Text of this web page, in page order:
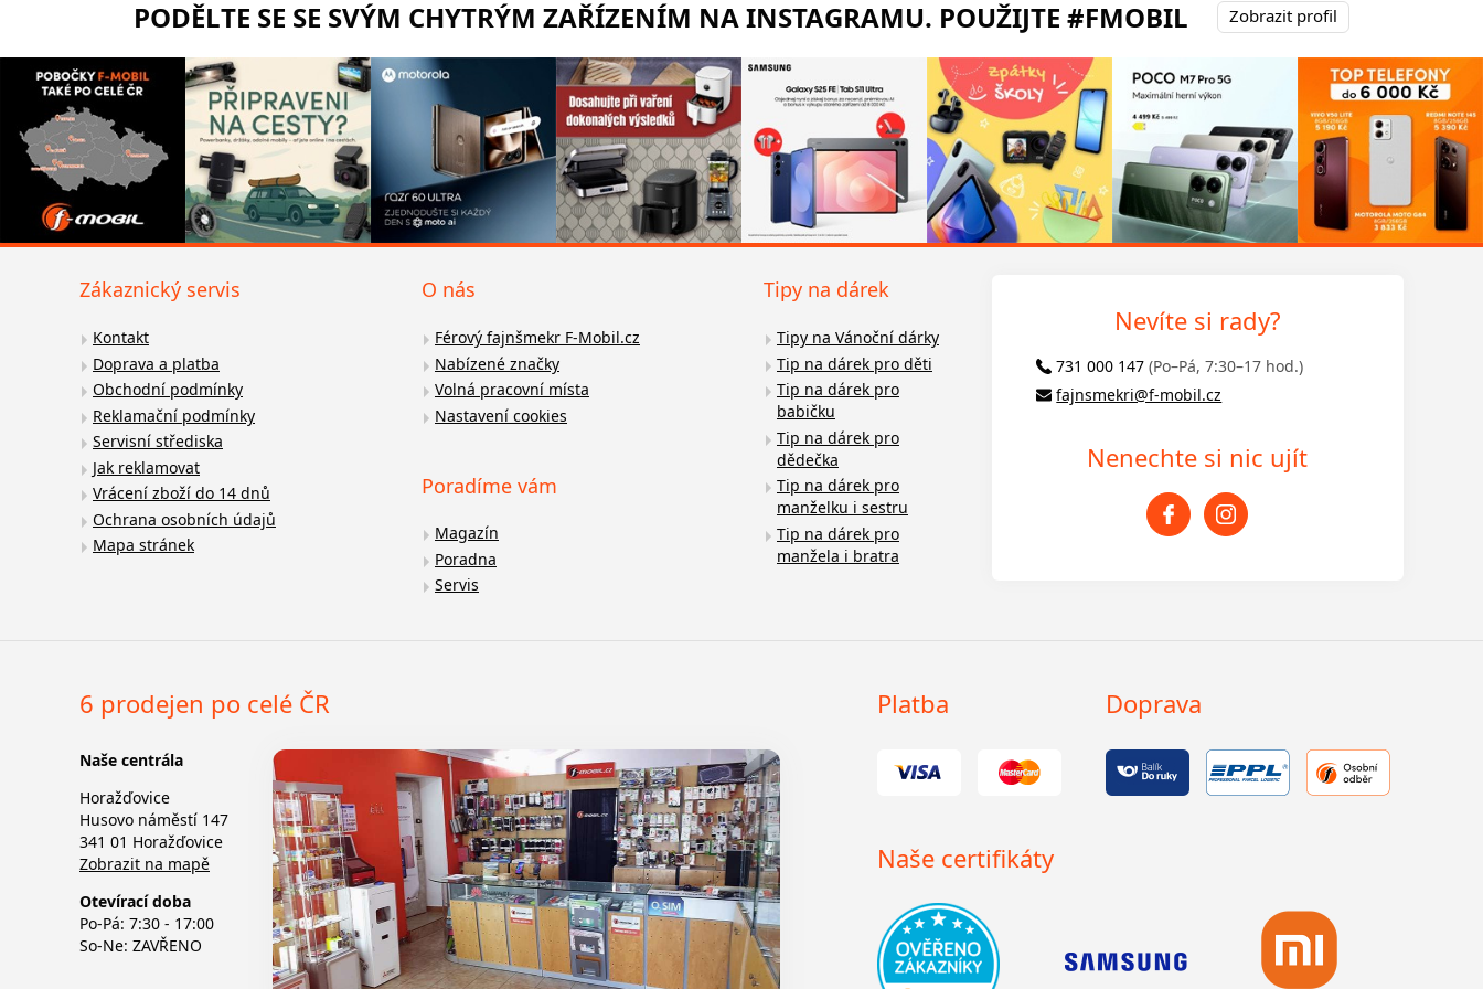
PODĚLTE SE SE SVÝM CHYTRÝM ZAŘÍZENÍM NA INSTAGRAMU. POUŽIJTE #FMOBIL Zobrazit profil
Zákaznický servis
Kontakt
Doprava a platba
Obchodní podmínky
Reklamační podmínky
Servisní střediska
Jak reklamovat
Vrácení zboží do 14 dnů
Ochrana osobních údajů
Mapa stránek
O nás
Férový fajnšmekr F-Mobil.cz
Nabízené značky
Volná pracovní místa
Nastavení cookies
Poradíme vám
Magazín
Poradna
Servis
Tipy na dárek
Tipy na Vánoční dárky
Tip na dárek pro děti
Tip na dárek pro
babičku
Tip na dárek pro
dědečka
Tip na dárek pro
manželku i sestru
Tip na dárek pro
manžela i bratra
Nevíte si rady?
731 000 147 (Po–Pá, 7:30–17 hod.)
fajnsmekri@f-mobil.cz
Nenechte si nic ujít
6 prodejen po celé ČR
Naše centrála
Horažďovice
Husovo náměstí 147
341 01 Horažďovice
Zobrazit na mapě
Otevírací doba
Po-Pá: 7:30 - 17:00
So-Ne: ZAVŘENO
Platba Doprava
Naše certifikáty